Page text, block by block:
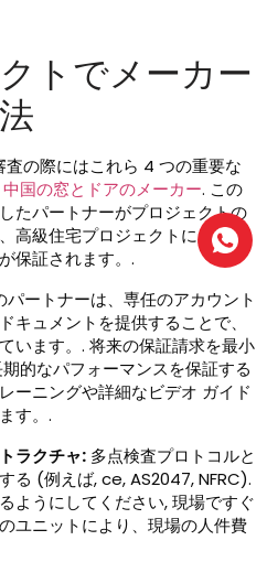
トでメーカー
の際にはこれら 4 つの重要な
中国の窓とドアのメーカー. この
たパートナーがプロジェクトの
高級住宅プロジェクトに必要な
保証されます。.
パートナーは、専任のアカウント
キュメントを提供することで、
います。. 将来の保証請求を最小
的なパフォーマンスを保証する
ーニングや詳細なビデオ ガイド
す。.
ラクチャ: 多点検査プロトコルと
る (例えば, ce, AS2047, NFRC).
ようにしてください, 現場ですぐ
ユニットにより、現場の人件費